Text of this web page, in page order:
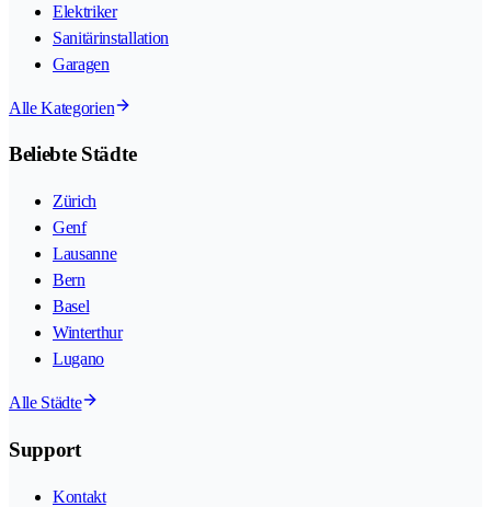
Elektriker
Sanitärinstallation
Garagen
Alle Kategorien
Beliebte Städte
Zürich
Genf
Lausanne
Bern
Basel
Winterthur
Lugano
Alle Städte
Support
Kontakt